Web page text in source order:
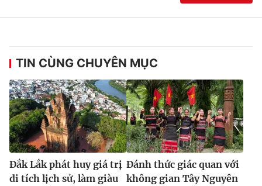
TIN CÙNG CHUYÊN MỤC
Đắk Lắk phát huy giá trị
di tích lịch sử, làm giàu
Đánh thức giác quan với
không gian Tây Nguyên